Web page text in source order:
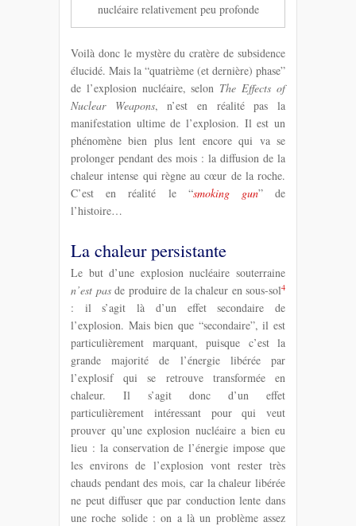
nucléaire relativement peu profonde
Voilà donc le mystère du cratère de subsidence
élucidé. Mais la “quatrième (et dernière) phase”
de l’explosion nucléaire, selon The Effects of
Nuclear Weapons, n’est en réalité pas la
manifestation ultime de l’explosion. Il est un
phénomène bien plus lent encore qui va se
prolonger pendant des mois : la diffusion de la
chaleur intense qui règne au cœur de la roche.
C’est en réalité le “smoking gun” de
l’histoire…
La chaleur persistante
Le but d’une explosion nucléaire souterraine
n’est pasde produire de la chaleur en sous-sol4
: il s’agit là d’un effet secondaire de
l’explosion. Mais bien que “secondaire”, il est
particulièrement marquant, puisque c’est la
grande majorité de l’énergie libérée par
l’explosif qui se retrouve transformée en
chaleur. Il s’agit donc d’un effet
particulièrement intéressant pour qui veut
prouver qu’une explosion nucléaire a bien eu
lieu : la conservation de l’énergie impose que
les environs de l’explosion vont rester très
chauds pendant des mois, car la chaleur libérée
ne peut diffuser que par conduction lente dans
une roche solide : on a là un problème assez